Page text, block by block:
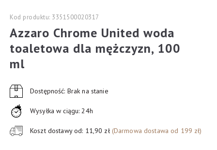
Kod produktu: 3351500020317
Azzaro Chrome United woda
toaletowa dla mężczyzn, 100
ml
Dostępność: Brak na stanie
Wysyłka w ciągu: 24h
Koszt dostawy od: 11,90 zł (Darmowa dostawa od 199 zł)